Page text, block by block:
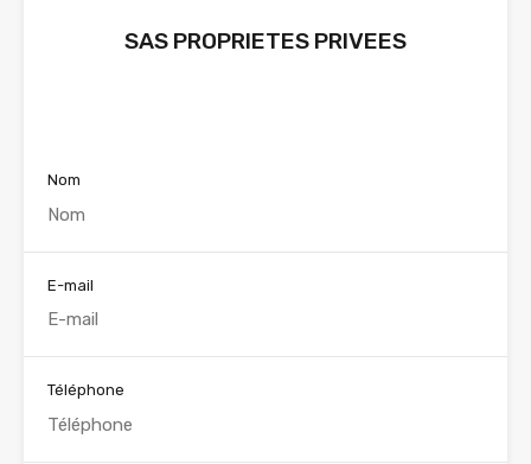
SAS PROPRIETES PRIVEES
Nom
E-mail
Téléphone